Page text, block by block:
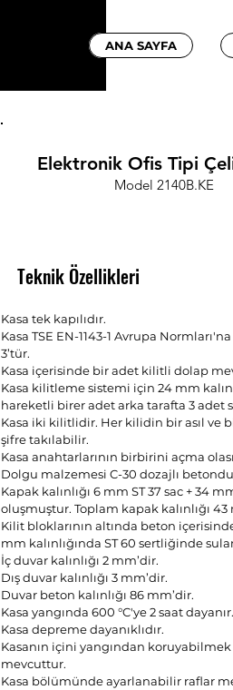
ANA SAYFA
Elektronik Ofis Tipi
Model 2140B.KE
Teknik Özellikleri
Kasa tek kapılıdır.
Kasa TSE EN-1143-1 Avrupa
3’tür.
Kasa içerisinde bir adet kilitli dolap
Kasa kilitleme sistemi için 24 mm
hareketli birer adet arka tarafta 3 adet
Kasa iki kilitlidir. Her kilidin bir asıl ve
şifre takılabilir.
Kasa anahtarlarının birbirini açma
Dolgu malzemesi C-30 dozajlı
Kapak kalınlığı 6 mm ST 37 sac + 34
oluşmuştur. Toplam kapak kalınlığı 43
Kilit bloklarının altında beton
mm kalınlığında ST 60 sertliğinde
İç duvar kalınlığı 2 mm’dir.
Dış duvar kalınlığı 3 mm’dir.
Duvar beton kalınlığı 86 mm’dir.
Kasa yangında 600 °C'ye 2 saat dayanır.
Kasa depreme dayanıklıdır.
Kasanın içini yangından
mevcuttur.
Kasa bölümünde ayarlanabilir raflar